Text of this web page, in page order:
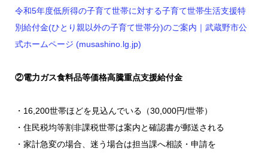
令和5年度低所得の子育て世帯に対する子育て世帯生活支援特
別給付金(ひとり親以外の子育て世帯分)のご案内｜武蔵野市公
式ホームページ (musashino.lg.jp)
②電力ガス食料品等価格高騰重点支援給付金
・16,200世帯ほどを見込んでいる（30,000円/世帯）
・住民税均等割非課税世帯は案内と確認書が郵送される
・家計急変の場合、迷う場合は担当課へ相談・申請を